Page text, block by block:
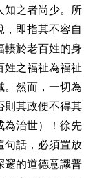
知之者尚少。所
，即指其不容自
輳於老百姓的身
姓之福祉為福祉
。然而，一切為
則其政便不得其
為治世）！徐先
句話，必須置放
邃的道德意識普